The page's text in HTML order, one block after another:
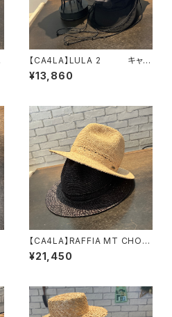
【CA4LA】LULA 2 キャッ
プ SHK01316
¥13,860
【CA4LA】RAFFIA MT CHOP
¥21,450